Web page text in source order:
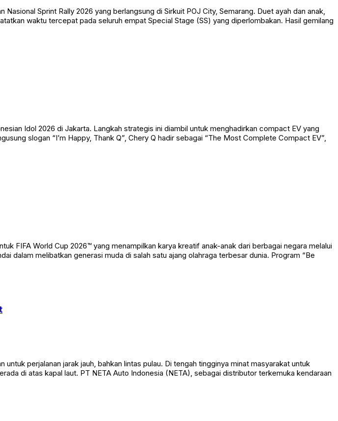
Sprint Rally 2026 yang berlangsung di Sirkuit POJ City, Semarang. Duet ayah dan anak,
waktu tercepat pada seluruh empat Special Stage (SS) yang diperlombakan. Hasil gemilang
Idol 2026 di Jakarta. Langkah strategis ini diambil untuk menghadirkan compact EV yang
slogan “I’m Happy, Thank Q”, Chery Q hadir sebagai “The Most Complete Compact EV”,
FIFA World Cup 2026™ yang menampilkan karya kreatif anak-anak dari berbagai negara melalui
dalam melibatkan generasi muda di salah satu ajang olahraga terbesar dunia. Program “Be
perjalanan jarak jauh, bahkan lintas pulau. Di tengah tingginya minat masyarakat untuk
di atas kapal laut. PT NETA Auto Indonesia (NETA), sebagai distributor terkemuka kendaraan